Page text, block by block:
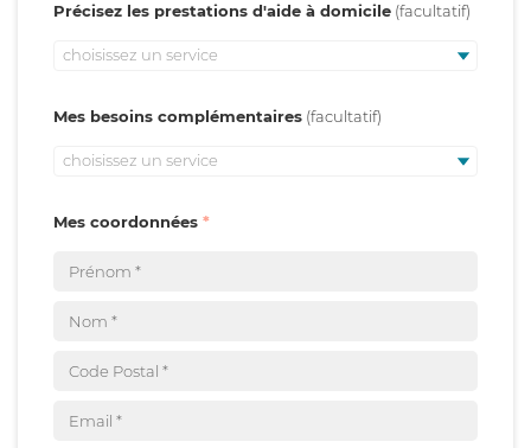
Précisez les prestations d'aide à domicile
choisissez un service
Mes besoins complémentaires
choisissez un service
Mes coordonnées